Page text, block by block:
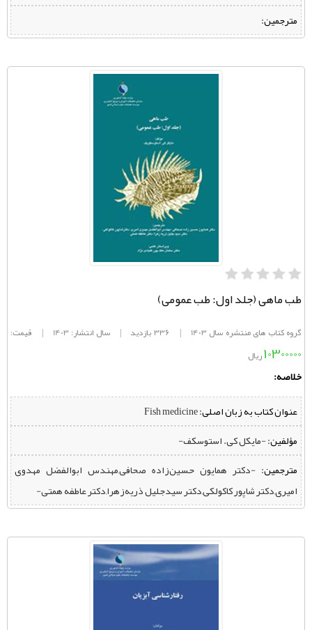
مترجمین:
طب ماهی (جلد اول: طب عمومی)
گروه کتاب های منتشره سال 1403 | 336 بازدید | سال انتشار: 1403 | قیمت:
10300000ریال
خلاصه:
عنوان کتاب به زبان اصلی:
مؤلفین:‌ -مایکل کی. استوسکف-
مترجمین: ‌ -دکتر همایون حسین‌زاده صحافی,مهندس ابوالفضل مهدوی
امیری,دکتر شاپور کاکولکی,دکتر سیدجلیل ذریه‌زهرا,دکتر عاطفه همتی-